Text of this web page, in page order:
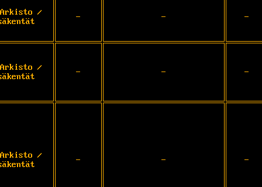
/
- - -
/
- - -
/
- - -